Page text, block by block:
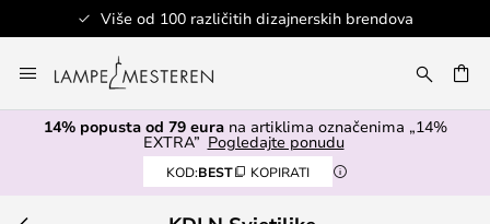
Sigurno plaćanje
to
Content
14% popusta od 79 eurana artiklima označenima „14%
EXTRA” Pogledajte ponudu
KOD:BEST KOPIRATI